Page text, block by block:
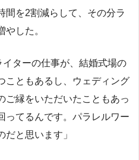
間を2割減らして、その分ラ
した。
ターの仕事が、結婚式場の
こともあるし、ウェディング
ご縁をいただいたこともあっ
ってるんです。パラレルワー
と思います」